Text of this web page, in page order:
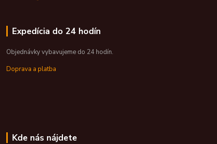
Expedícia do 24 hodín
Objednávky vybavujeme do 24 hodín.
Doprava a platba
Kde nás nájdete